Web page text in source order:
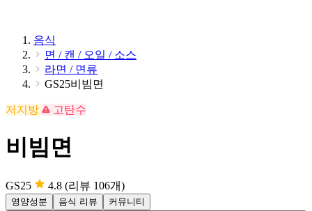
음식
면 / 캔 / 오일 / 소스
라면 / 면류
GS25비빔면
저지방 고탄수
비빔면
GS25 4.8 (리뷰 106개)
영양성분 음식 리뷰 커뮤니티